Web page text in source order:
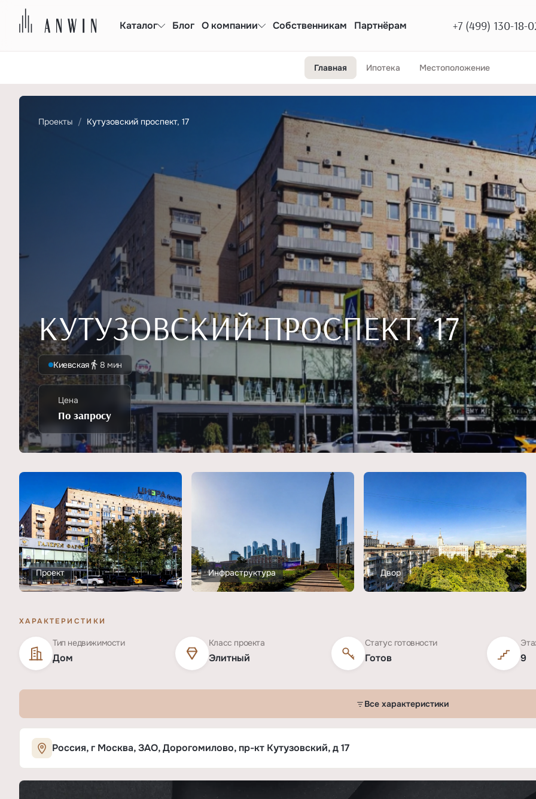
Каталог Блог О компании Собственникам Партнёрам +7 (499) 130-18-
Главная Ипотека Местоположение
Проекты Кутузовский проспект, 17
КУТУЗОВСКИЙ ПРОСПЕКТ, 17
Киевская 8 мин
Цена
По запросу
Проект Инфраструктура Двор
ХАРАКТЕРИСТИКИ
Тип недвижимости
Дом
Класс проекта
Элитный
Статус готовности
Готов 9
Все характеристики
Характеристики ЖК «Кутузовский проспект, 17»
Россия, г Москва, ЗАО, Дорогомилово, пр-кт Кутузовский, д 17